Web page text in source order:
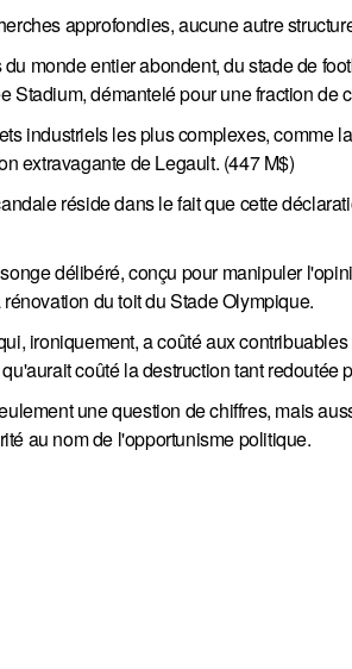
approfondies, aucune autre
monde entier abondent, du stade de
Stadium, démantelé pour une fraction de
industriels les plus complexes, comme
extravagante de Legault. (447 M$)
réside dans le fait que cette
délibéré, conçu pour manipuler
du toit du Stade Olympique.
ironiquement, a coûté aux
coûté la destruction tant redoutée
une question de chiffres, mais
au nom de l'opportunisme politique.